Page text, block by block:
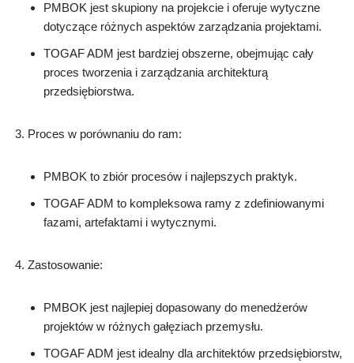
PMBOK jest skupiony na projekcie i oferuje wytyczne
dotyczące różnych aspektów zarządzania projektami.
TOGAF ADM jest bardziej obszerne, obejmując cały
proces tworzenia i zarządzania architekturą
przedsiębiorstwa.
Proces w porównaniu do ram:
PMBOK to zbiór procesów i najlepszych praktyk.
TOGAF ADM to kompleksowa ramy z zdefiniowanymi
fazami, artefaktami i wytycznymi.
Zastosowanie:
PMBOK jest najlepiej dopasowany do menedżerów
projektów w różnych gałęziach przemysłu.
TOGAF ADM jest idealny dla architektów przedsiębiorstw,